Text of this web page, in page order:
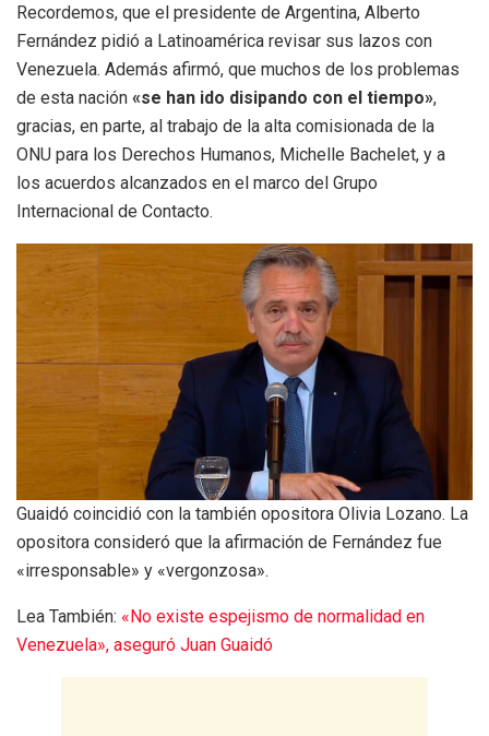
Recordemos, que el presidente de Argentina, Alberto
Fernández pidió a Latinoamérica revisar sus lazos con
Venezuela. Además afirmó, que muchos de los problemas
de esta nación «se han ido disipando con el tiempo»,
gracias, en parte, al trabajo de la alta comisionada de la
ONU para los Derechos Humanos, Michelle Bachelet, y a
los acuerdos alcanzados en el marco del Grupo
Internacional de Contacto.
Guaidó coincidió con la también opositora Olivia Lozano. La
opositora consideró que la afirmación de Fernández fue
«irresponsable» y «vergonzosa».
Lea También: «No existe espejismo de normalidad en
Venezuela», aseguró Juan Guaidó